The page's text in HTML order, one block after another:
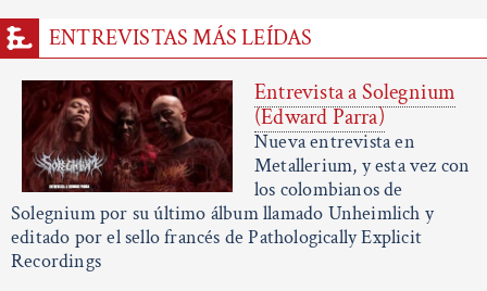
ENTREVISTAS MÁS LEÍDAS
Entrevista a Solegnium
(Edward Parra)
Nueva entrevista en
Metallerium, y esta vez con
los colombianos de
Solegnium por su último álbum llamado Unheimlich y
editado por el sello francés de Pathologically Explicit
Recordings